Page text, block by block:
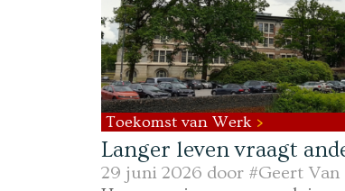
Toekomst van Werk
Langer leven vraagt
29 juni 2026 door #Geert Van